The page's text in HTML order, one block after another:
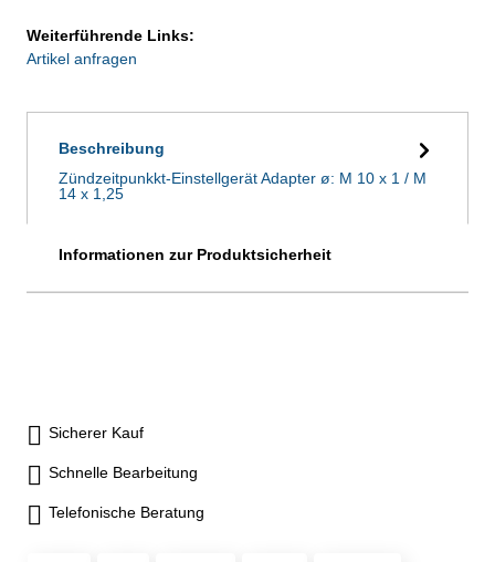
Weiterführende Links:
Artikel anfragen
Beschreibung
Zündzeitpunkkt-Einstellgerät Adapter ø: M 10 x 1 / M
14 x 1,25
Informationen zur Produktsicherheit
Sicherer Kauf
Schnelle Bearbeitung
Telefonische Beratung